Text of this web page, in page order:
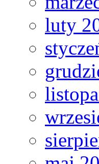
luty